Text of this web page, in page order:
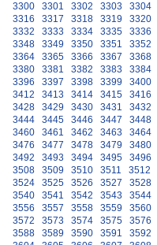
3300
3301 3302 3303 3304
3316
3317 3318 3319 3320
3332
3333 3334 3335 3336
3348
3349 3350 3351 3352
3364
3365 3366 3367 3368
3380
3381 3382 3383 3384
3396
3397 3398 3399 3400
3412
3413 3414 3415 3416
3428
3429 3430 3431 3432
3444
3445 3446 3447 3448
3460
3461 3462 3463 3464
3476
3477 3478 3479 3480
3492
3493 3494 3495 3496
3508
3509 3510 3511 3512
3524
3525 3526 3527 3528
3540
3541 3542 3543 3544
3556
3557 3558 3559 3560
3572
3573 3574 3575 3576
3588
3589 3590 3591 3592